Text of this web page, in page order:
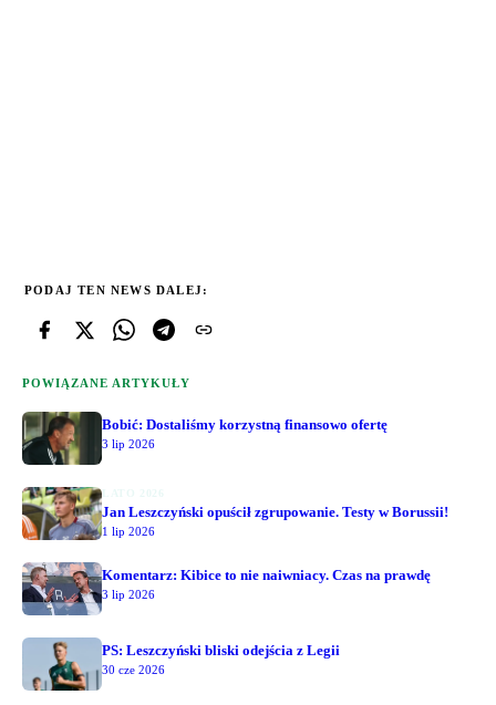
PODAJ TEN NEWS DALEJ:
POWIĄZANE ARTYKUŁY
Bobić: Dostaliśmy korzystną finansowo ofertę
3 lip 2026
Jan Leszczyński opuścił zgrupowanie. Testy w Borussii!
1 lip 2026
Komentarz: Kibice to nie naiwniacy. Czas na prawdę
3 lip 2026
PS: Leszczyński bliski odejścia z Legii
30 cze 2026